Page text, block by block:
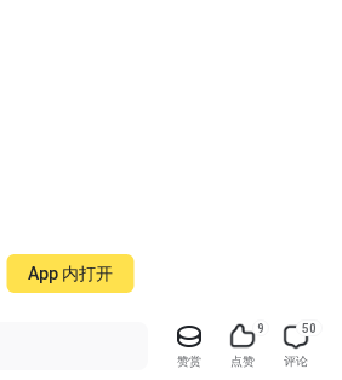
赞赏
9
点赞
50
评论
App 内打开